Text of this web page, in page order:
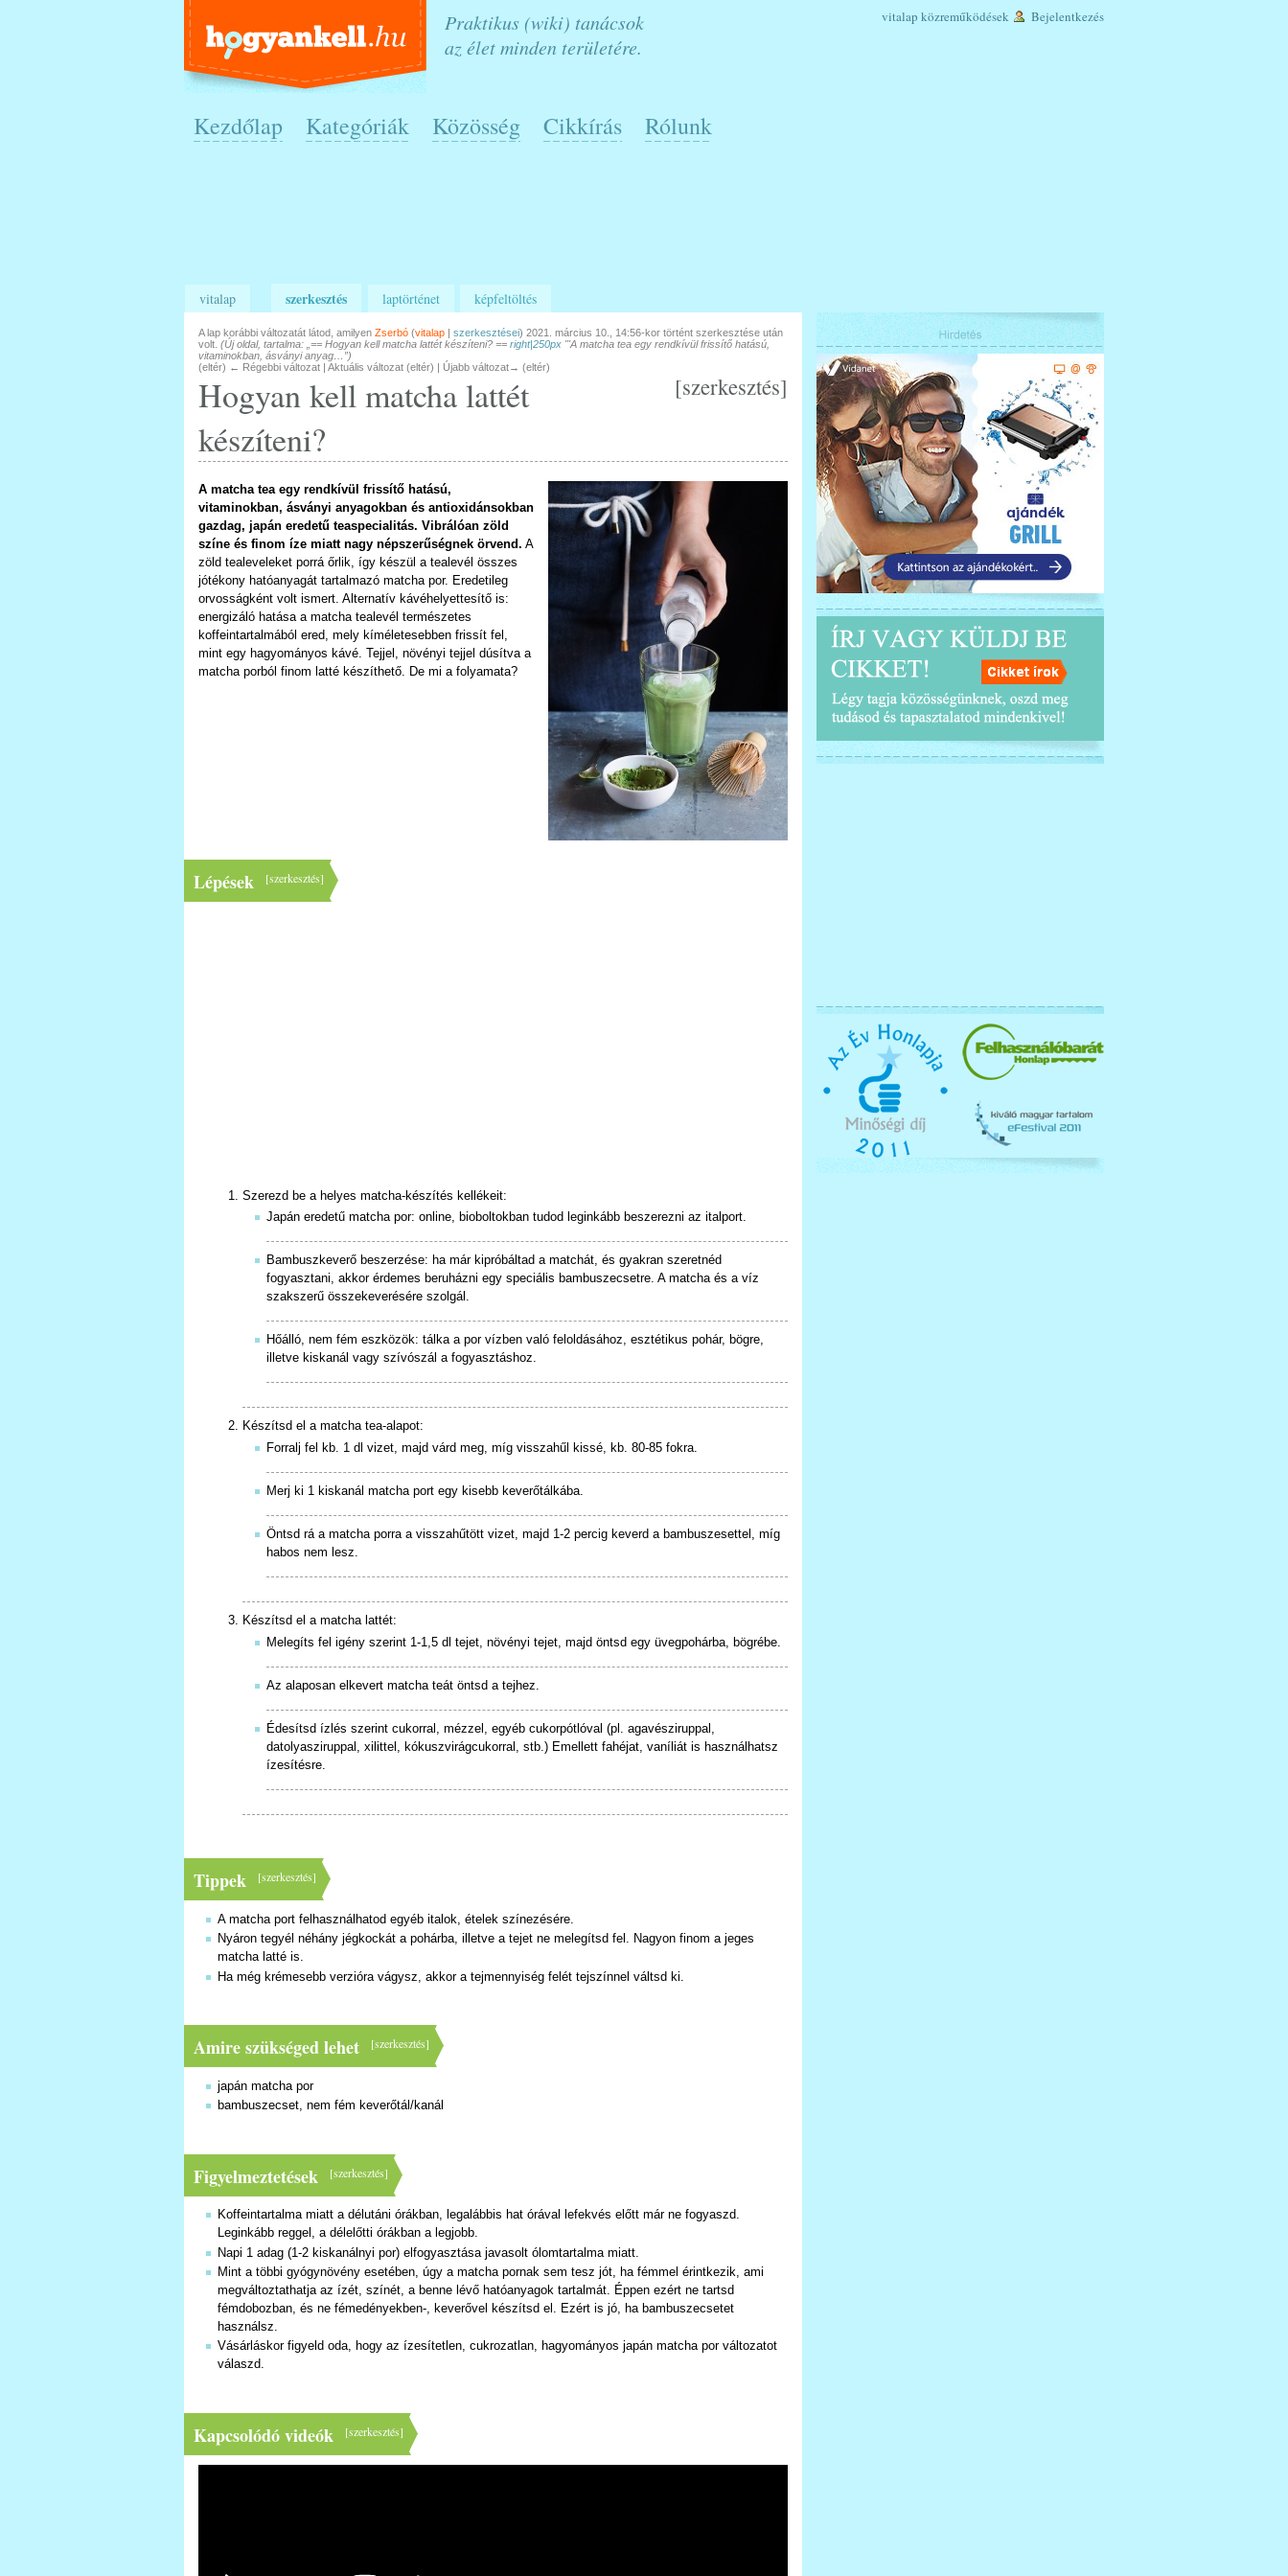
Praktikus (wiki) tanácsok
az élet minden területére.
vitalap közreműködések Bejelentkezés
Kezdőlap Kategóriák Közösség Cikkírás Rólunk
vitalap szerkesztés laptörténet képfeltöltés
A lap korábbi változatát látod, amilyen Zserbó (vitalap | szerkesztései) 2021. március 10., 14:56-kor történt szerkesztése után
volt. (Új oldal, tartalma: „== Hogyan kell matcha lattét készíteni? == right|250px '''A matcha tea egy rendkívül frissítő hatású,
vitaminokban, ásványi anyag…”)
(eltér) ← Régebbi változat | Aktuális változat (eltér) | Újabb változat→ (eltér)
[szerkesztés]
Hogyan kell matcha lattét
készíteni?
A matcha tea egy rendkívül frissítő hatású,
vitaminokban, ásványi anyagokban és antioxidánsokban
gazdag, japán eredetű teaspecialitás. Vibrálóan zöld
színe és finom íze miatt nagy népszerűségnek örvend. A
zöld tealeveleket porrá őrlik, így készül a tealevél összes
jótékony hatóanyagát tartalmazó matcha por. Eredetileg
orvosságként volt ismert. Alternatív kávéhelyettesítő is:
energizáló hatása a matcha tealevél természetes
koffeintartalmából ered, mely kíméletesebben frissít fel,
mint egy hagyományos kávé. Tejjel, növényi tejjel dúsítva a
matcha porból finom latté készíthető. De mi a folyamata?
[szerkesztés]
Lépések
Szerezd be a helyes matcha-készítés kellékeit:
Japán eredetű matcha por: online, bioboltokban tudod leginkább beszerezni az italport.
Bambuszkeverő beszerzése: ha már kipróbáltad a matchát, és gyakran szeretnéd
fogyasztani, akkor érdemes beruházni egy speciális bambuszecsetre. A matcha és a víz
szakszerű összekeverésére szolgál.
Hőálló, nem fém eszközök: tálka a por vízben való feloldásához, esztétikus pohár, bögre,
illetve kiskanál vagy szívószál a fogyasztáshoz.
Készítsd el a matcha tea-alapot:
Forralj fel kb. 1 dl vizet, majd várd meg, míg visszahűl kissé, kb. 80-85 fokra.
Merj ki 1 kiskanál matcha port egy kisebb keverőtálkába.
Öntsd rá a matcha porra a visszahűtött vizet, majd 1-2 percig keverd a bambuszesettel, míg
habos nem lesz.
Készítsd el a matcha lattét:
Melegíts fel igény szerint 1-1,5 dl tejet, növényi tejet, majd öntsd egy üvegpohárba, bögrébe.
Az alaposan elkevert matcha teát öntsd a tejhez.
Édesítsd ízlés szerint cukorral, mézzel, egyéb cukorpótlóval (pl. agavésziruppal,
datolyasziruppal, xilittel, kókuszvirágcukorral, stb.) Emellett fahéjat, vaníliát is használhatsz
ízesítésre.
[szerkesztés]
Tippek
A matcha port felhasználhatod egyéb italok, ételek színezésére.
Nyáron tegyél néhány jégkockát a pohárba, illetve a tejet ne melegítsd fel. Nagyon finom a jeges
matcha latté is.
Ha még krémesebb verzióra vágysz, akkor a tejmennyiség felét tejszínnel váltsd ki.
[szerkesztés]
Amire szükséged lehet
japán matcha por
bambuszecset, nem fém keverőtál/kanál
[szerkesztés]
Figyelmeztetések
Koffeintartalma miatt a délutáni órákban, legalábbis hat órával lefekvés előtt már ne fogyaszd.
Leginkább reggel, a délelőtti órákban a legjobb.
Napi 1 adag (1-2 kiskanálnyi por) elfogyasztása javasolt ólomtartalma miatt.
Mint a többi gyógynövény esetében, úgy a matcha pornak sem tesz jót, ha fémmel érintkezik, ami
megváltoztathatja az ízét, színét, a benne lévő hatóanyagok tartalmát. Éppen ezért ne tartsd
fémdobozban, és ne fémedényekben-, keverővel készítsd el. Ezért is jó, ha bambuszecsetet
használsz.
Vásárláskor figyeld oda, hogy az ízesítetlen, cukrozatlan, hagyományos japán matcha por változatot
válaszd.
[szerkesztés]
Kapcsolódó videók